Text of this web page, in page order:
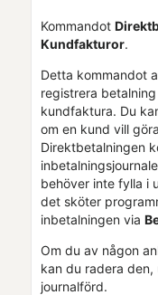
Kommandot
Kundfakturor.
Detta kommandot
registrera
kundfaktura. Du
om en kund vill
Direktbetalningen
behöver inte fylla i
det sköter
inbetalningen via
Om du av någon
kan du radera
journalförd.